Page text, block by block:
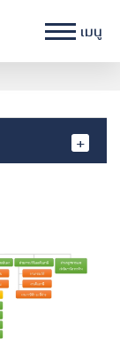
เมนู